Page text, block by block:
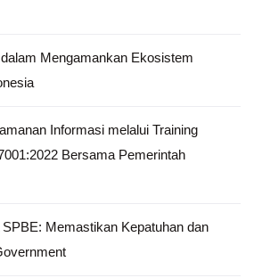
Mengamankan Ekosistem
Informasi melalui Training
Bersama Pemerintah
Memastikan Kepatuhan dan